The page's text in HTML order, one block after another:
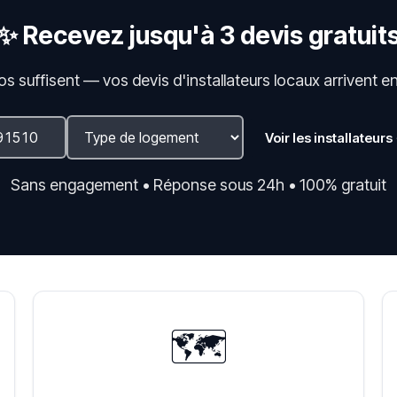
Recevez jusqu'à 3 devis
suffisent — vos devis d'installateurs locaux arrivent
Voir les
Sans engagement • Réponse sous 24h • 100% gratuit
🗺️